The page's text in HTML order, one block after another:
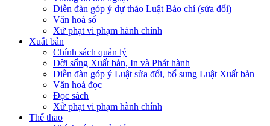
Diễn đàn góp ý dự thảo Luật Báo chí (sửa đổi)
Văn hoá số
Xử phạt vi phạm hành chính
Xuất bản
Chính sách quản lý
Đời sống Xuất bản, In và Phát hành
Diễn đàn góp ý Luật sửa đổi, bổ sung Luật Xuất bản
Văn hoá đọc
Đọc sách
Xử phạt vi phạm hành chính
Thể thao